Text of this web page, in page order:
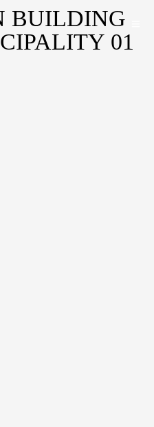
BUILDING
01